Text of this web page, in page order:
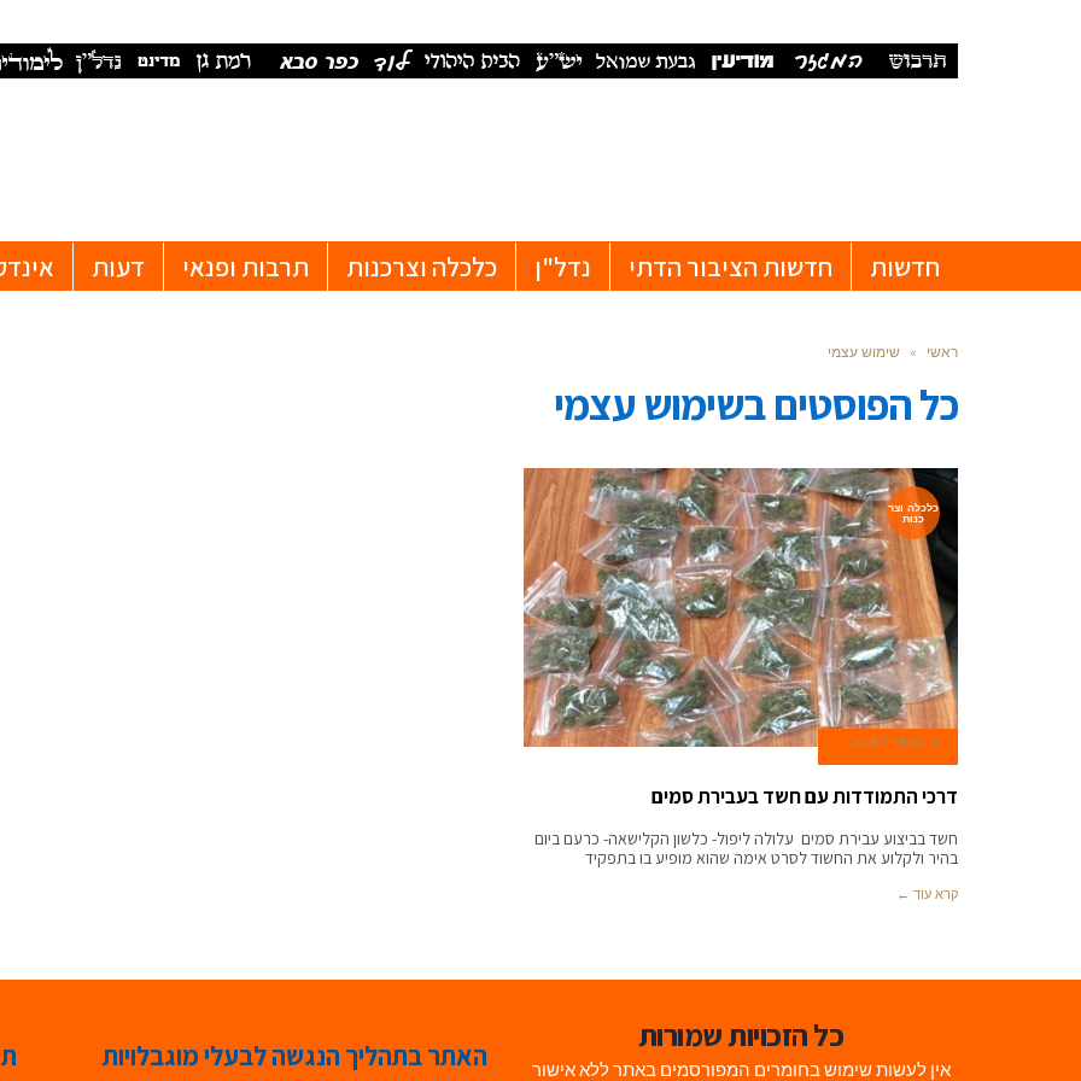
חדשות חדשות הציבור הדתי נדל"ן כלכלה וצרכנות תרבות ופנאי דעות
ראשי » שימוש עצמי
כל הפוסטים בשימוש עצמי
כלכלה וצר
כנות
15 באפריל 2018
דרכי התמודדות עם חשד בעבירת סמים
חשד בביצוע עבירת סמים עלולה ליפול- כלשון הקלישאה- כרעם ביום
בהיר ולקלוע את החשוד לסרט אימה שהוא מופיע בו בתפקיד
קרא עוד ←
כל הזכויות שמורות
אין לעשות שימוש בחומרים המפורסמים באתר ללא אישור האתר בתהליך הנגשה לבעלי מוגבלויות